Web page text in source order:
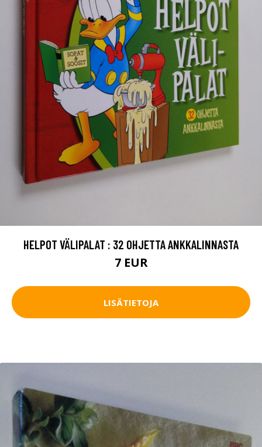
HELPOT VÄLIPALAT : 32 OHJETTA ANKKALINNASTA
7 EUR
LISÄTIETOJA